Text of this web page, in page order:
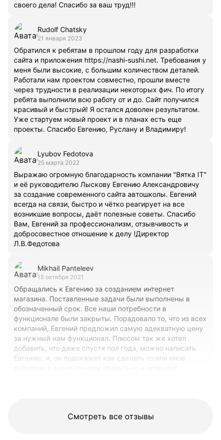
своего дела! Спасибо за ваш труд!!!
Rudolf Chatsky
21 января 2023
Обратился к ребятам в прошлом году для разработки
сайта и приложения https://nashi-sushi.net. Требования у
меня были высокие, с большим количеством деталей.
Работали нам проектом совместно, прошли вместе
через трудности в реализации некоторых фич. По итогу
ребята выполнили всю работу от и до. Сайт получился
красивый и быстрый! Я остался доволен результатом.
Уже стартуем новый проект и в планах есть еще
проекты. Спасибо Евгению, Руслану и Владимиру!
Lyubov Fedotova
25 марта 2022
Выражаю огромную благодарность компании "Вятка IT"
и её руководителю Лыскову Евгению Александровичу
за создание современного сайта автошколы. Евгений
всегда на связи, быстро и чётко реагирует на все
возникшие вопросы, даёт полезные советы. Спасибо
Вам, Евгений за профессионализм, отзывчивость и
добросовестное отношение к делу !Директор
Л.В.Федотова
Mikhail Panteleev
18 октября 2021
Обращались к Евгению за созданием интернет
магазина. Поставленные задачи были выполнены в
обозначенный срок. Все наши потребности в
функционале были закрыты. Порадовало то, что из всех
компаний, Евгений предложил самую адекватную цену
за нужный нам функционал. Плюсом так же хотел
добавить, что даже спустя пол года, можно написать
Евгению, и, он подскажет как сделать то или иное
Смотреть все отзывы